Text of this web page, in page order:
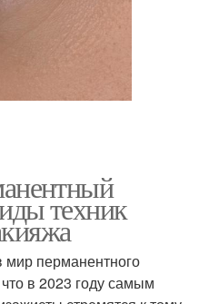
техник
мир перманентного
в 2023 году самым